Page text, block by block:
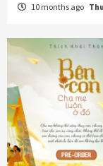
10 months ago